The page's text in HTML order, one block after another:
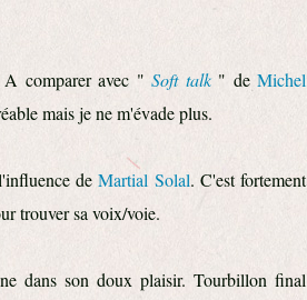
A comparer avec "Soft talk" deMichel
mais je ne m'évade plus.
deMartial Solal. C'est fortement
trouver sa voix/voie.
dans son doux plaisir. Tourbillon final